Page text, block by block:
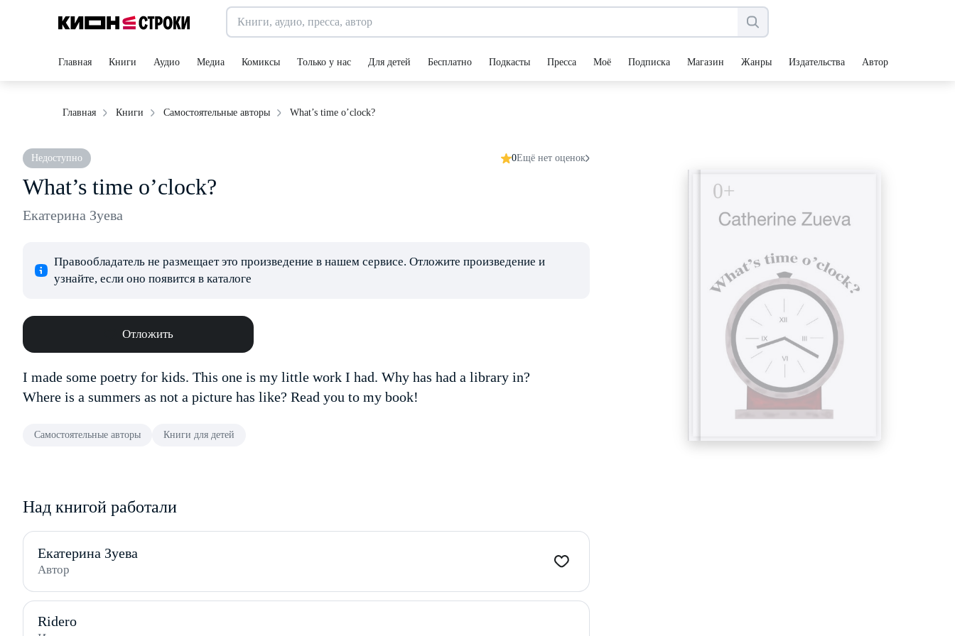
Главная Книги Аудио Медиа Комиксы Только у нас Для детей Бесплатно Подкасты Пресса Моё Подписка Магазин Жанры Издательства Авторы
Главная Книги Самостоятельные авторы What’s time o’clock?
Недоступно 0Ещё нет оценок
What’s time o’clock?
Екатерина Зуева
Правообладатель не размещает это произведение в нашем сервисе. Отложите произведение и
узнайте, если оно появится в каталоге
Отложить
I made some poetry for kids. This one is my little work I had. Why has had a library in?
Where is a summers as not a picture has like? Read you to my book!
Самостоятельные авторы Книги для детей
Над книгой работали
Екатерина Зуева
Автор
Ridero